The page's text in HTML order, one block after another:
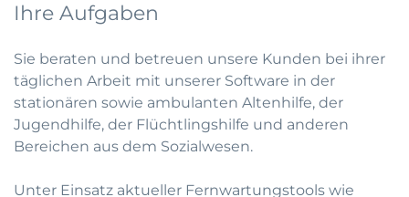
Ihre Aufgaben
Sie beraten und betreuen unsere Kunden bei ihrer
täglichen Arbeit mit unserer Software in der
stationären sowie ambulanten Altenhilfe, der
Jugendhilfe, der Flüchtlingshilfe und anderen
Bereichen aus dem Sozialwesen.
Unter Einsatz aktueller Fernwartungstools wie